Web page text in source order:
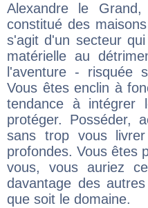
Alexandre le
constitué des
s'agit d'un secteur
matérielle au
l'aventure - risquée
Vous êtes enclin à
tendance à
protéger. Posséder,
sans trop vous
profondes. Vous êtes
vous, vous auriez
davantage des
que soit le domaine.